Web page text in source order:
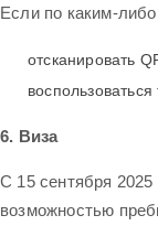
Если по каким-
отсканировать
6. Виза
С 15 сентября 2025
возможностью